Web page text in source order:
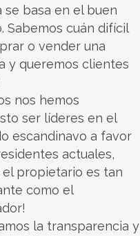
se basa en el buen
Sabemos cuán difícil
o vender una
y queremos clientes
nos hemos
ser líderes en el
escandinavo a favor
actuales,
propietario es tan
como el
la transparencia y